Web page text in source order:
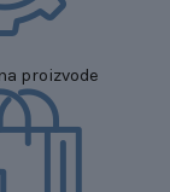
proizvode